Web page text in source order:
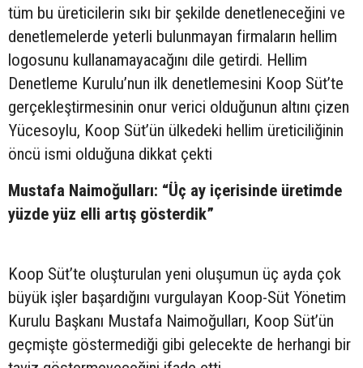
tüm bu üreticilerin sıkı bir şekilde denetleneceğini ve
denetlemelerde yeterli bulunmayan firmaların hellim
logosunu kullanamayacağını dile getirdi. Hellim
Denetleme Kurulu’nun ilk denetlemesini Koop Süt’te
gerçekleştirmesinin onur verici olduğunun altını çizen
Yücesoylu, Koop Süt’ün ülkedeki hellim üreticiliğinin
öncü ismi olduğuna dikkat çekti
Mustafa Naimoğulları: “Üç ay içerisinde üretimde
yüzde yüz elli artış gösterdik”
Koop Süt’te oluşturulan yeni oluşumun üç ayda çok
büyük işler başardığını vurgulayan Koop-Süt Yönetim
Kurulu Başkanı Mustafa Naimoğulları, Koop Süt’ün
geçmişte göstermediği gibi gelecekte de herhangi bir